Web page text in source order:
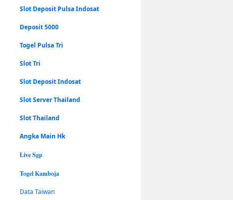
Slot Deposit Pulsa Indosat
Deposit 5000
Togel Pulsa Tri
Slot Tri
Slot Deposit Indosat
Slot Server Thailand
Slot Thailand
Angka Main Hk
Live Sgp
Togel Kamboja
Data Taiwan